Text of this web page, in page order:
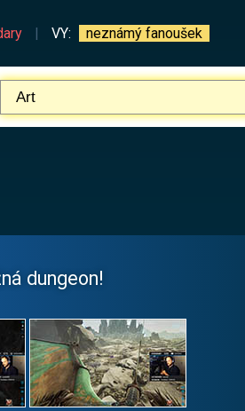
| VY: neznámý fanoušek
dungeon!